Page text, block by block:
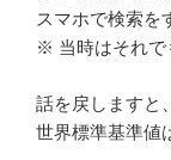
スマホで検索を
※ 当時はそれで
話を戻しますと
世界標準基準値